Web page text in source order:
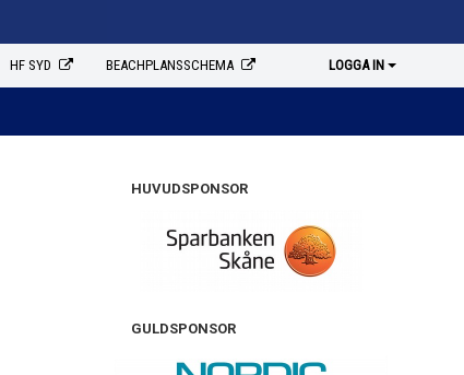
HF SYD BEACHPLANSSCHEMA LOGGA IN
HUVUDSPONSOR
GULDSPONSOR